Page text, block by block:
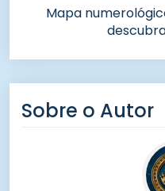
Mapa
Sobre o Autor